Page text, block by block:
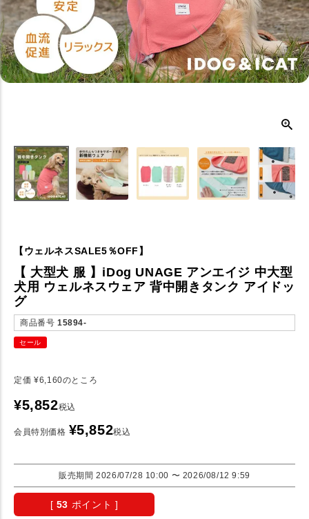
【ウェルネスSALE5％OFF】
【 大型犬 服 】iDog UNAGE アンエイジ 中大型
犬用 ウェルネスウェア 背中開きタンク アイドッ
グ
商品番号 15894-
セール
定価 ¥6,160のところ
¥5,852税込
会員特別価格 ¥5,852税込
販売期間 2026/07/28 10:00 〜 2026/08/12 9:59
[ 53 ポイント ]